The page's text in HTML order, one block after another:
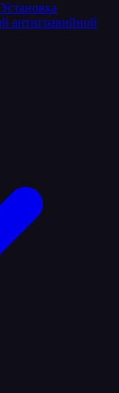
Установка
антигравийной